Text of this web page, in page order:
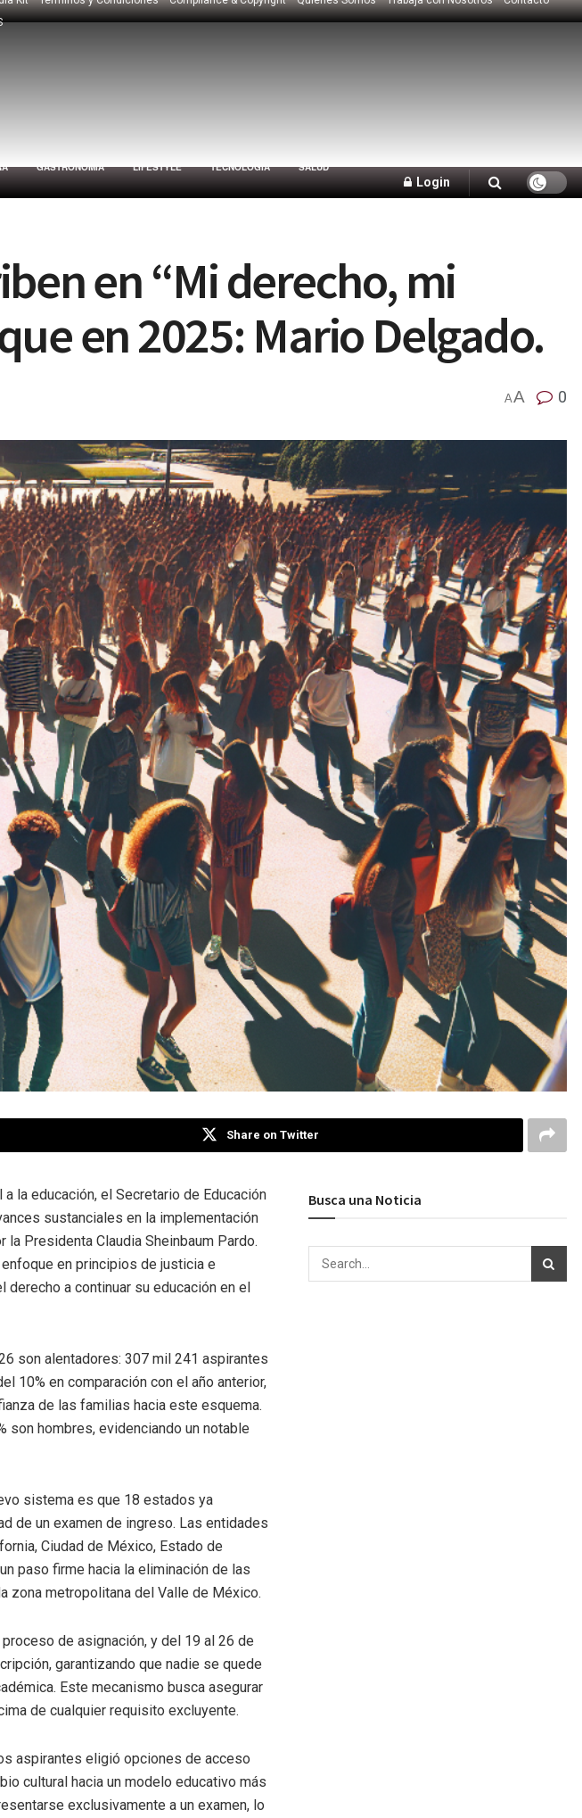
GASTRONOMÍA LIFESTYLE TECNOLOGÍA SALUD
Login
en “Mi derecho, mi
en 2025: Mario Delgado.
AA 0
Share on Twitter
la educación, el Secretario de Educación
sustanciales en la implementación
Presidenta Claudia Sheinbaum Pardo.
en principios de justicia e
a continuar su educación en el
son alentadores: 307 mil 241 aspirantes
10% en comparación con el año anterior,
de las familias hacia este esquema.
son hombres, evidenciando un notable
sistema es que 18 estados ya
de un examen de ingreso. Las entidades
Ciudad de México, Estado de
paso firme hacia la eliminación de las
zona metropolitana del Valle de México.
de asignación, y del 19 al 26 de
garantizando que nadie se quede
Este mecanismo busca asegurar
de cualquier requisito excluyente.
aspirantes eligió opciones de acceso
cultural hacia un modelo educativo más
exclusivamente a un examen, lo
Busca una Noticia